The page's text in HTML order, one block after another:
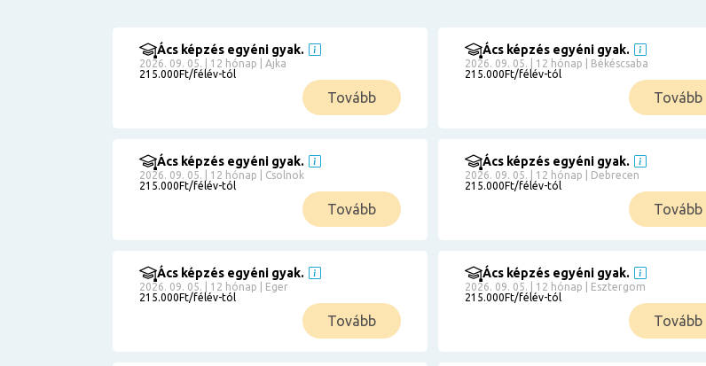
Szűrés
Érettségi
Részletfizetéssel
Ács képzés egyéni gyak.
2026. 09. 05. | 12 hónap | Ajka
215.000Ft/félév-tól
Tovább
Ács képzés egyéni gyak.
2026. 09. 05. | 12 hónap | Békéscsaba
215.000Ft/félév-tól
Tovább
Ács képzés egyéni gyak.
2026. 09. 05. | 12 hónap | Csolnok
215.000Ft/félév-tól
Tovább
Ács képzés egyéni gyak.
2026. 09. 05. | 12 hónap | Debrecen
215.000Ft/félév-tól
Tovább
Ács képzés egyéni gyak.
2026. 09. 05. | 12 hónap | Eger
215.000Ft/félév-tól
Tovább
Ács képzés egyéni gyak.
2026. 09. 05. | 12 hónap | Esztergom
215.000Ft/félév-tól
Tovább